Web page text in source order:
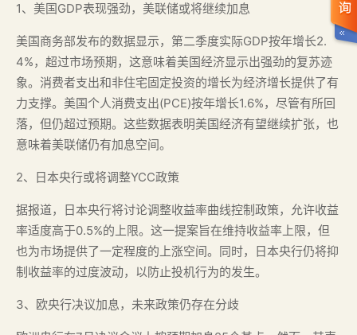
1、美国GDP表现强劲，美联储或将继续加息
美国商务部发布的数据显示，第二季度实际GDP按年增长2.
4%，超过市场预期，这意味着美国经济显示出强劲的复苏迹
象。消费者支出和非住宅固定投资的增长为经济增长提供了有
力支撑。美国个人消费支出(PCE)按年增长1.6%，尽管有所回
落，但仍超过预期。这些数据表明美国经济有望继续扩张，也
意味着美联储仍有加息空间。
2、日本央行或将调整YCC政策
据报道，日本央行将讨论调整收益率曲线控制政策，允许收益
率适度高于0.5%的上限。这一提案旨在维持收益率上限，但
也为市场提供了一定程度的上涨空间。同时，日本央行仍将抑
制收益率的过度波动，以防止投机行为的发生。
3、欧央行决议加息，未来政策仍存在分歧